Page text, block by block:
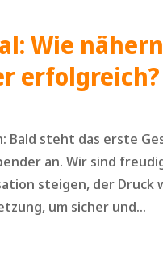
Wie
erfolgreich?
Bald steht das erste
an. Wir sind
steigen, der Druck
um sicher und...